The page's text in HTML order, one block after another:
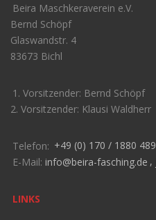
Beira Maschkeraverein e.V.
Bernd Schöpf
Glaswandstr. 4
83673 Bichl
1. Vorsitzender: Bernd Schöpf
2. Vorsitzender: Klausi Waldherr
Telefon: +49 (0) 170 / 1880 489
E-Mail: info@beira-fasching.de ,
LINKS